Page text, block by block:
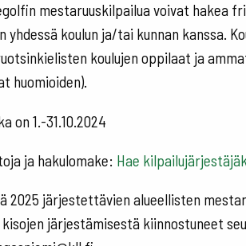
mestaruuskilpailua voivat hakea
yhdessä koulun ja/tai kunnan kanssa.
koulujen oppilaat ja
huomioiden).
on 1.-31.10.2024
ja hakulomake: Hae
2025 järjestettävien alueellisten
kisojen järjestämisestä kiinnostuneet